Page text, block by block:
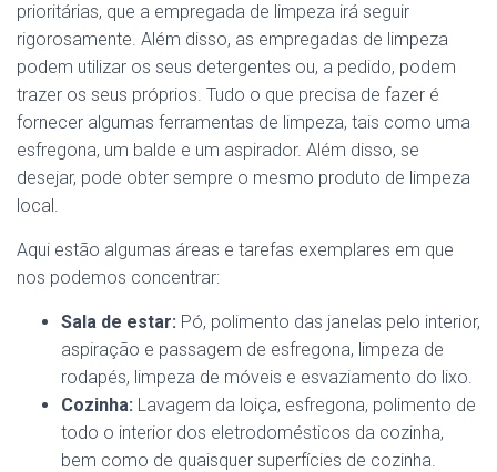
prioritárias, que a empregada de limpeza irá seguir
rigorosamente. Além disso, as empregadas de limpeza
podem utilizar os seus detergentes ou, a pedido, podem
trazer os seus próprios. Tudo o que precisa de fazer é
fornecer algumas ferramentas de limpeza, tais como uma
esfregona, um balde e um aspirador. Além disso, se
desejar, pode obter sempre o mesmo produto de limpeza
local.
Aqui estão algumas áreas e tarefas exemplares em que
nos podemos concentrar:
Sala de estar: Pó, polimento das janelas pelo interior,
aspiração e passagem de esfregona, limpeza de
rodapés, limpeza de móveis e esvaziamento do lixo.
Cozinha: Lavagem da loiça, esfregona, polimento de
todo o interior dos eletrodomésticos da cozinha,
bem como de quaisquer superfícies de cozinha.